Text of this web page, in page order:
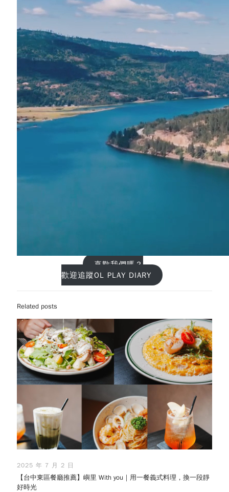
喜歡我們嗎？
歡迎追蹤OL PLAY DIARY
Related posts
2025 年 7 月 2 日
【台中東區餐廳推薦】嶼里 With you｜用一餐義式料理，換一段靜
好時光